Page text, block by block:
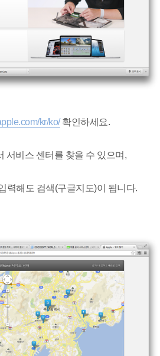
kr/ko/확인하세요.
서비스 센터를 찾을 수 있으며,
력해도 검색(구글지도)이 됩니다.